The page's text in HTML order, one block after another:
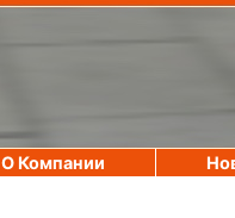
О Компании